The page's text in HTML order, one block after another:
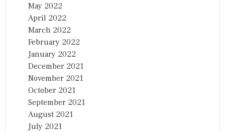
May 2022
April 2022
March 2022
February 2022
January 2022
December 2021
November 2021
October 2021
September 2021
August 2021
July 2021